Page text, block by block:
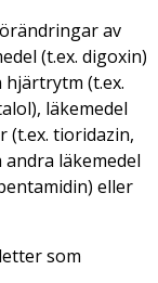
av
(t.ex. digoxin)
(t.ex.
läkemedel
(t.ex. tioridazin,
läkemedel
eller
som